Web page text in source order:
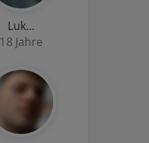
Luk…
18 Jahre